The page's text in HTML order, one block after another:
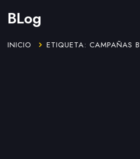
BLog
INICIO ETIQUETA: CAMPAÑAS